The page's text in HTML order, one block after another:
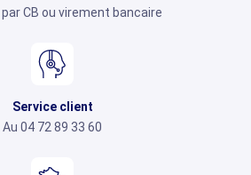
CB ou virement bancaire
Service client
Au 04 72 89 33 60